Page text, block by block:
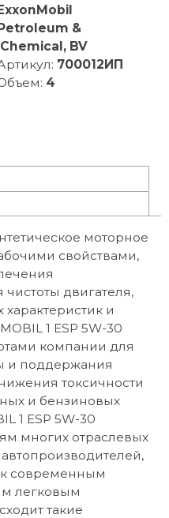
&
Chemical, BV
: 700012ИП
: 4
моторное
свойствами,
двигателя,
и
1 ESP 5W-30
компании для
и поддержания
токсичности
и бензиновых
1 ESP 5W-30
многих отраслевых
современным
легковым
такие